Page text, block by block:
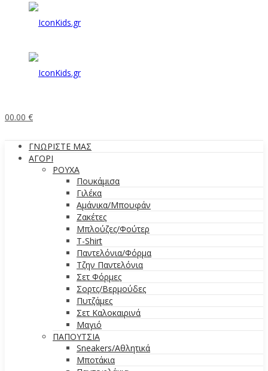
00.00 €
ΓΝΩΡΙΣΤΕ ΜΑΣ
ΑΓΟΡΙ
ΡΟΥΧΑ
Πουκάμισα
Γιλέκα
Αμάνικα/Μπουφάν
Ζακέτες
Μπλούζες/Φούτερ
T-Shirt
Παντελόνια/Φόρμα
Τζην Παντελόνια
Σετ Φόρμες
Σορτς/Βερμούδες
Πυτζάμες
Σετ Καλοκαιρινά
Μαγιό
ΠΑΠΟΥΤΣΙΑ
Sneakers/Aθλητικά
Μποτάκια